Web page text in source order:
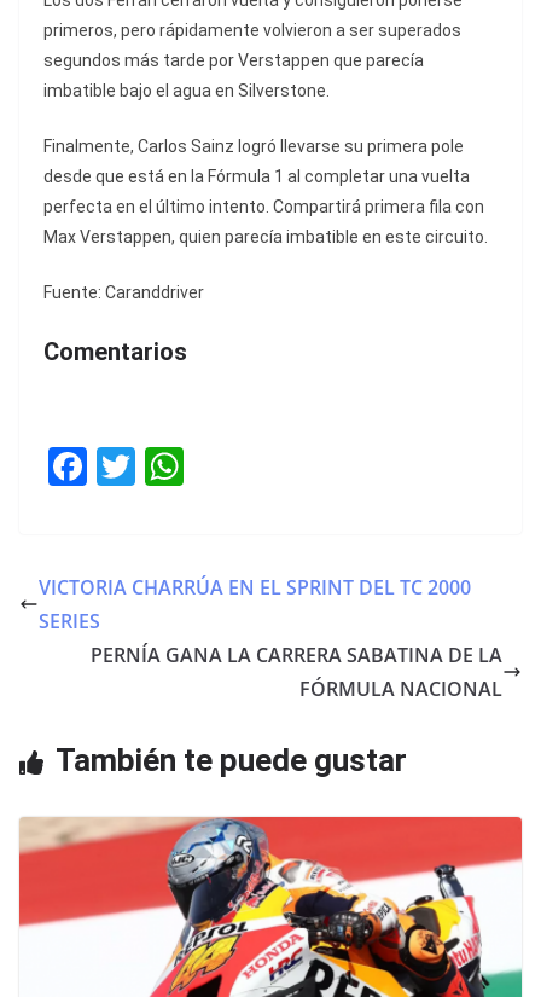
primeros, pero rápidamente volvieron a ser superados
segundos más tarde por Verstappen que parecía
imbatible bajo el agua en Silverstone.
Finalmente, Carlos Sainz logró llevarse su primera pole
desde que está en la Fórmula 1 al completar una vuelta
perfecta en el último intento. Compartirá primera fila con
Max Verstappen, quien parecía imbatible en este circuito.
Fuente: Caranddriver
Comentarios
F
e
b
o
T
er s
p
VICTORIA CHARRÚA EN EL SPRINT DEL TC 2000
SERIES
PERNÍA GANA LA CARRERA SABATINA DE LA
FÓRMULA NACIONAL
También te puede gustar